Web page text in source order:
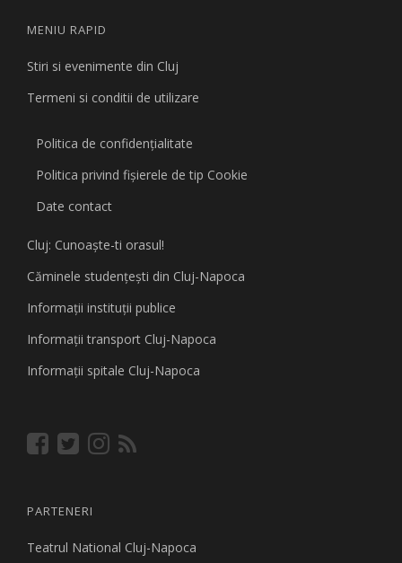
MENIU RAPID
Stiri si evenimente din Cluj
Termeni si conditii de utilizare
Politica de confidențialitate
Politica privind fişierele de tip Cookie
Date contact
Cluj: Cunoaşte-ti orasul!
Căminele studenţeşti din Cluj-Napoca
Informaţii instituţii publice
Informaţii transport Cluj-Napoca
Informaţii spitale Cluj-Napoca
PARTENERI
Teatrul National Cluj-Napoca